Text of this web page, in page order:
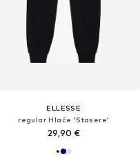
ELLESSE
regular Hlače 'Stasere'
29,90 €